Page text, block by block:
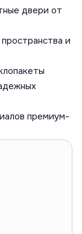
двери от
и
премиум-